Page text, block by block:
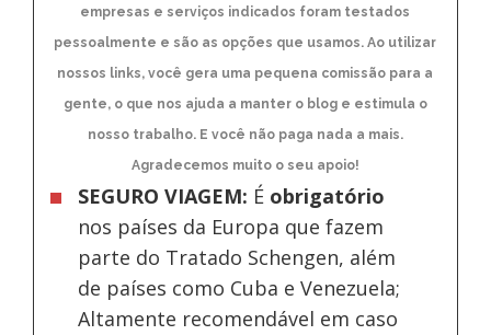
empresas e serviços indicados foram testados
pessoalmente e são as opções que usamos. Ao utilizar
nossos links, você gera uma pequena comissão para a
gente, o que nos ajuda a manter o blog e estimula o
nosso trabalho. E você não paga nada a mais.
Agradecemos muito o seu apoio!
SEGURO VIAGEM: É obrigatório
nos países da Europa que fazem
parte do Tratado Schengen, além
de países como Cuba e Venezuela;
Altamente recomendável em caso